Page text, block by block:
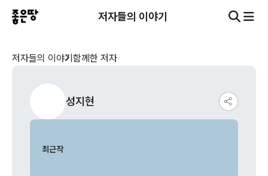
저자들의 이야기
저자들의 이야기 함께한 저자
성지현
최근작